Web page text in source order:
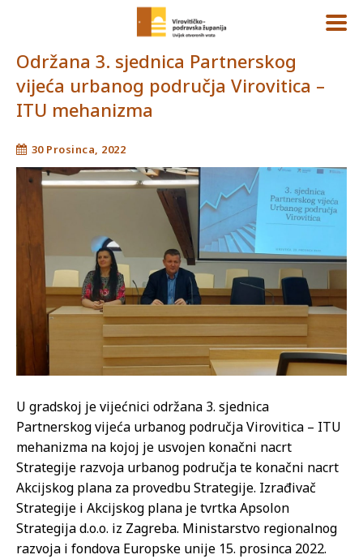
Održana 3. sjednica Partnerskog
vijeća urbanog područja Virovitica –
ITU mehanizma
30 Prosinca, 2022
U gradskoj je vijećnici održana 3. sjednica
Partnerskog vijeća urbanog područja Virovitica – ITU
mehanizma na kojoj je usvojen konačni nacrt
Strategije razvoja urbanog područja te konačni nacrt
Akcijskog plana za provedbu Strategije. Izrađivač
Strategije i Akcijskog plana je tvrtka Apsolon
Strategija d.o.o. iz Zagreba. Ministarstvo regionalnog
razvoja i fondova Europske unije 15. prosinca 2022.